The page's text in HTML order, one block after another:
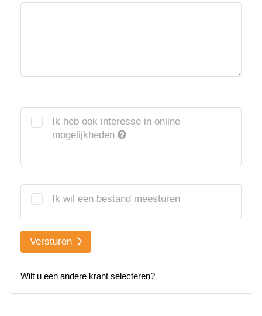
Ik heb ook interesse in online
mogelijkheden
Ik wil een bestand meesturen
Versturen
Wilt u een andere krant selecteren?